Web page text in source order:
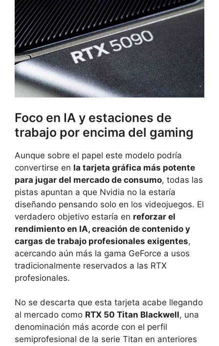
Foco en IA y estaciones de
trabajo por encima del gaming
Aunque sobre el papel este modelo podría
convertirse en la tarjeta gráfica más potente
para jugar del mercado de consumo, todas las
pistas apuntan a que Nvidia no la estaría
diseñando pensando solo en los videojuegos. El
verdadero objetivo estaría en reforzar el
rendimiento en IA, creación de contenido y
cargas de trabajo profesionales exigentes,
acercando aún más la gama GeForce a usos
tradicionalmente reservados a las RTX
profesionales.
No se descarta que esta tarjeta acabe llegando
al mercado como RTX 50 Titan Blackwell, una
denominación más acorde con el perfil
semiprofesional de la serie Titan en anteriores